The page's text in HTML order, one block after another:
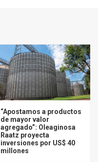
“Apostamos a productos
de mayor valor
agregado”: Oleaginosa
Raatz proyecta
inversiones por US$ 40
millones